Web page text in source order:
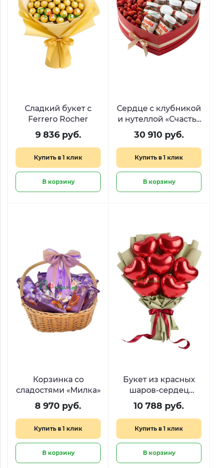
Сладкий букет с
Ferrero Rocher
9 836 руб.
Купить в 1 клик
В корзину
Сердце с клубникой
и нутеллой «Счастья
много не бывает»
30 910 руб.
Купить в 1 клик
В корзину
Корзинка со
сладостями «Милка»
8 970 руб.
Купить в 1 клик
В корзину
Букет из красных
шаров-сердец
«Легкость чувств»
10 788 руб.
Купить в 1 клик
В корзину